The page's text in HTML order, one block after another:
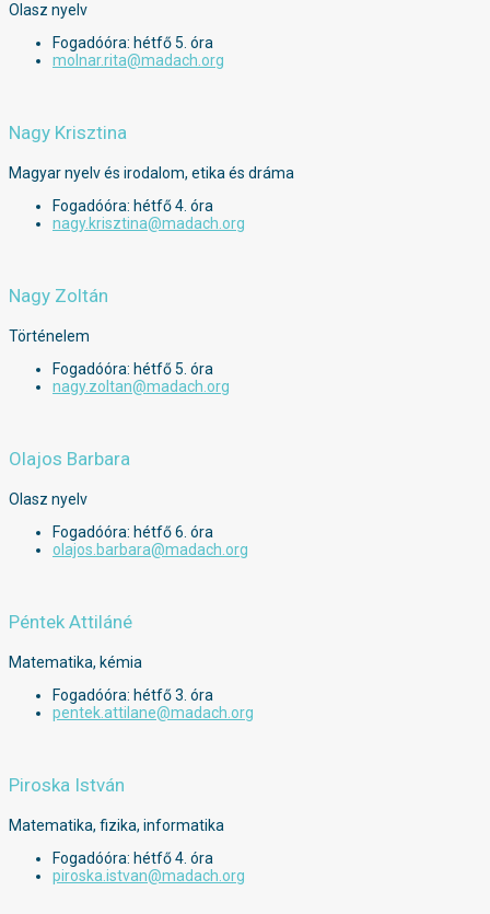
Olasz nyelv
Fogadóóra: hétfő 5. óra
molnar.rita@madach.org
Nagy Krisztina
Magyar nyelv és irodalom, etika és dráma
Fogadóóra: hétfő 4. óra
nagy.krisztina@madach.org
Nagy Zoltán
Történelem
Fogadóóra: hétfő 5. óra
nagy.zoltan@madach.org
Olajos Barbara
Olasz nyelv
Fogadóóra: hétfő 6. óra
olajos.barbara@madach.org
Péntek Attiláné
Matematika, kémia
Fogadóóra: hétfő 3. óra
pentek.attilane@madach.org
Piroska István
Matematika, fizika, informatika
Fogadóóra: hétfő 4. óra
piroska.istvan@madach.org